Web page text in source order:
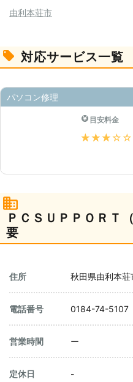
由利本荘市
対応サービス一覧
パソコン修理
目安料金
★★★★★
ＰＣＳＵＰＰＯＲＴ
要
住所 秋田県由利本
電話番号 0184-74-5107
営業時間 ー
定休日 -